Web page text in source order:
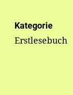
Kategorie
Erstlesebuch